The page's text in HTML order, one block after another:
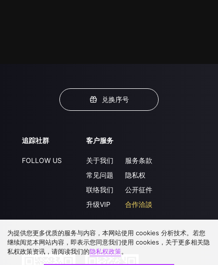
兑换序号
追踪社群
FOLLOW US
客户服务
关于我们
常见问题
联络我们
升级VIP
服务条款
隐私权
公开征件
合作洽談
下载 APP
为提供您更多优质的服务与内容，本网站使用 cookies 分析技术。若您
继续阅览本网站内容，即表示您同意我们使用 cookies，关于更多相关隐
私权政策资讯，请阅读我们的隐私权政策。